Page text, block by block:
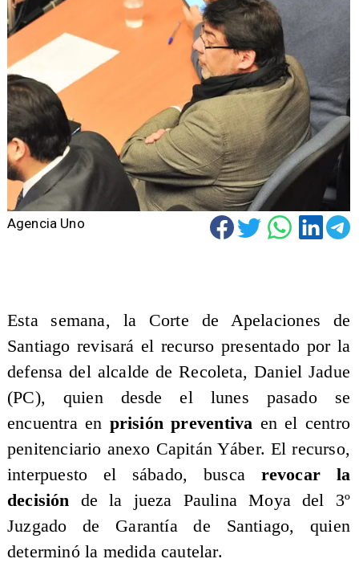
Agencia Uno
Esta semana, la Corte de Apelaciones de
Santiago revisará el recurso presentado por la
defensa del alcalde de Recoleta, Daniel Jadue
(PC), quien desde el lunes pasado se
encuentra en prisión preventiva en el centro
penitenciario anexo Capitán Yáber. El recurso,
interpuesto el sábado, busca revocar la
decisión de la jueza Paulina Moya del 3º
Juzgado de Garantía de Santiago, quien
determinó la medida cautelar.